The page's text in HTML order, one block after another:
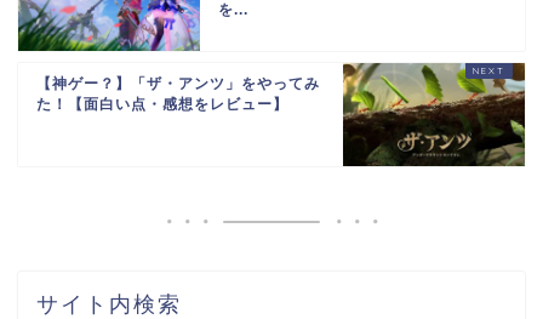
を...
【神ゲー？】「ザ・アンツ」をやってみ
た！【面白い点・感想をレビュー】
サイト内検索